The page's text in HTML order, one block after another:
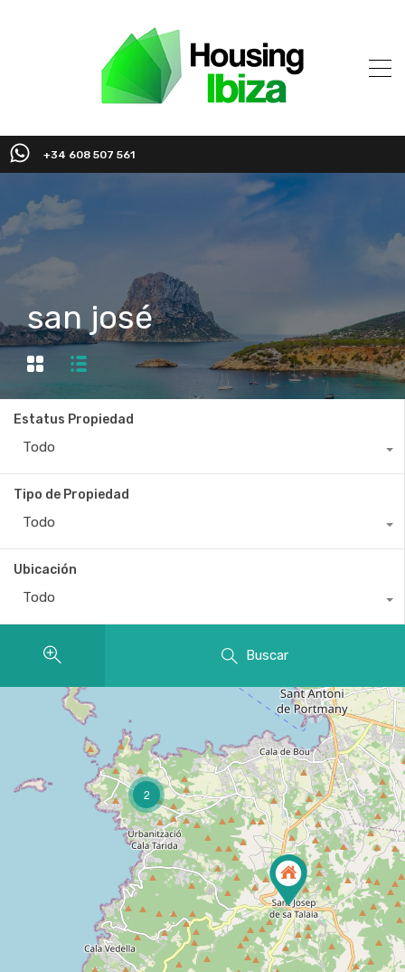
+34 608 507 561
san josé
Estatus Propiedad
Todo
Tipo de Propiedad
Todo
Ubicación
Todo
Buscar
2